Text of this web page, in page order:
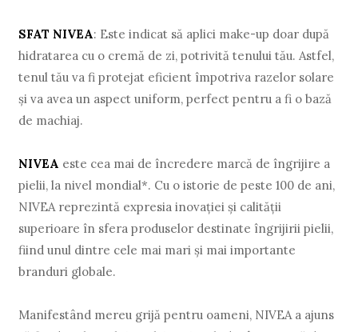
SFAT NIVEA: Este indicat să aplici make-up doar după
hidratarea cu o cremă de zi, potrivită tenului tău. Astfel,
tenul tău va fi protejat eficient împotriva razelor solare
și va avea un aspect uniform, perfect pentru a fi o bază
de machiaj.
NIVEA este cea mai de încredere marcă de îngrijire a
pielii, la nivel mondial*. Cu o istorie de peste 100 de ani,
NIVEA reprezintă expresia inovaţiei şi calităţii
superioare în sfera produselor destinate îngrijirii pielii,
fiind unul dintre cele mai mari şi mai importante
branduri globale.
Manifestând mereu grijă pentru oameni, NIVEA a ajuns